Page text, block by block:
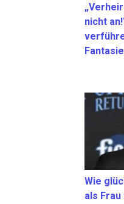
nicht
Fantasie
Wie
als Frau